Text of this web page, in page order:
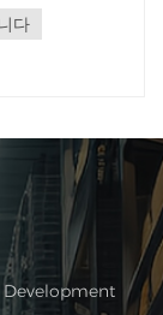
다
Development